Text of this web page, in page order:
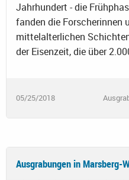
Jahrhundert - die
fanden die Forscherinnen
mittelalterlichen
der Eisenzeit, die über
05/25/2018
Ausgrabungen in Marsberg-